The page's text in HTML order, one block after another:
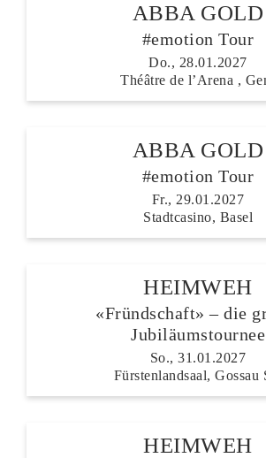
ABBA GOLD
#emotion Tour
Do., 28.01.2027
Théâtre de l’Arena ,
ABBA GOLD
#emotion Tour
Fr., 29.01.2027
Stadtcasino, Basel
HEIMWEH
«Fründschaft» – die
Jubiläumstournee
So., 31.01.2027
Fürstenlandsaal, Gossau
HEIMWEH